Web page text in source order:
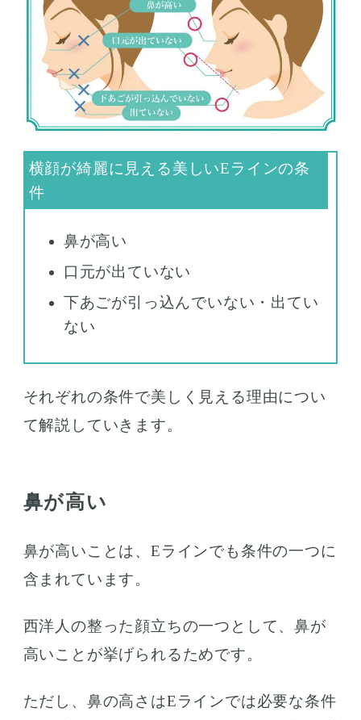
鼻が高い
口元が出ていない
下あごが引っ込んでいない・出てい
ない
それぞれの条件で美しく見える理由につい
て解説していきます。
鼻が高い
鼻が高いことは、Eラインでも条件の一つに
含まれています。
西洋人の整った顔立ちの一つとして、鼻が
高いことが挙げられるためです。
ただし、鼻の高さはEラインでは必要な条件